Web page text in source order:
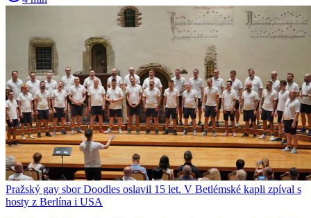
Pražský gay sbor Doodles oslavil 15 let. V Betlémské kapli zpíval s
hosty z Berlína i USA